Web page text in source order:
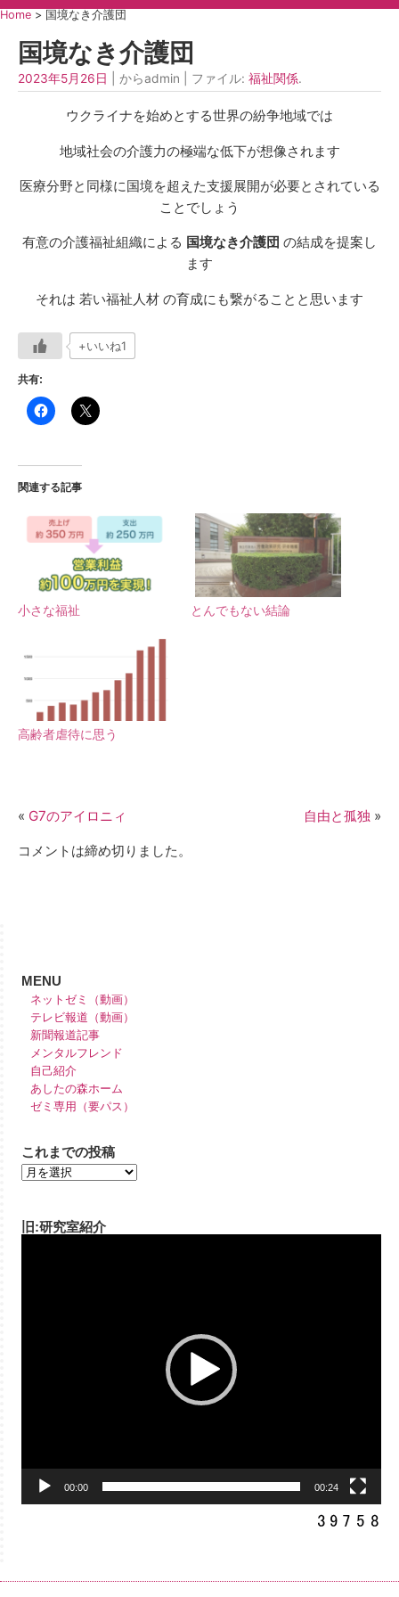
Home > 国境なき介護団
国境なき介護団
2023年5月26日 | からadmin | ファイル: 福祉関係.
ウクライナを始めとする世界の紛争地域では
地域社会の介護力の極端な低下が想像されます
医療分野と同様に国境を超えた支援展開が必要とされている
ことでしょう
有意の介護福祉組織による 国境なき介護団 の結成を提案し
ます
それは 若い福祉人材 の育成にも繋がることと思います
+いいね1
共有:
関連する記事
小さな福祉 とんでもない結論
高齢者虐待に思う
« G7のアイロニィ 自由と孤独 »
コメントは締め切りました。
MENU
ネットゼミ（動画）
テレビ報道（動画）
新聞報道記事
メンタルフレンド
自己紹介
あしたの森ホーム
ゼミ専用（要パス）
これまでの投稿
旧:研究室紹介
00:00 00:24